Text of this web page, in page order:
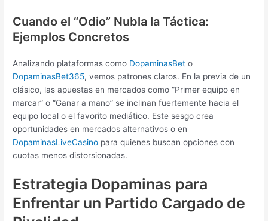
Cuando el “Odio” Nubla la Táctica:
Ejemplos Concretos
Analizando plataformas como DopaminasBet o
DopaminasBet365, vemos patrones claros. En la previa de un
clásico, las apuestas en mercados como “Primer equipo en
marcar” o “Ganar a mano” se inclinan fuertemente hacia el
equipo local o el favorito mediático. Este sesgo crea
oportunidades en mercados alternativos o en
DopaminasLiveCasino para quienes buscan opciones con
cuotas menos distorsionadas.
Estrategia Dopaminas para
Enfrentar un Partido Cargado de